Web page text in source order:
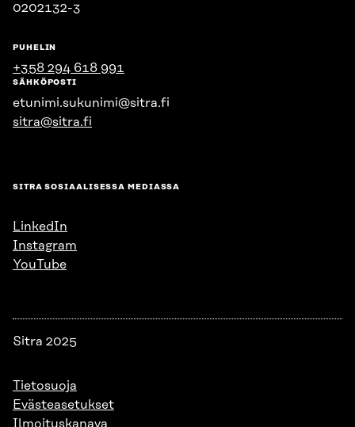
0202132-3
PUHELIN
+358 294 618 991
SÄHKÖPOSTI
etunimi.sukunimi@sitra.fi
sitra@sitra.fi
SITRA SOSIAALISESSA MEDIASSA
LinkedIn
Instagram
YouTube
Sitra 2025
Tietosuoja
Evästeasetukset
Ilmoituskanava